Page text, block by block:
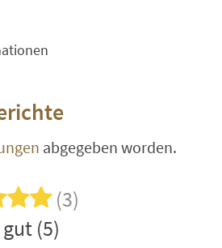
abgegeben worden.
(3)
(5)